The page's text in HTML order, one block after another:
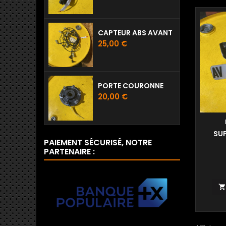
CAPTEUR ABS AVANT
Prix
25,00 €
PORTE COURONNE
Prix
20,00 €
PAIEMENT SÉCURISÉ, NOTRE
PARTENAIRE :
